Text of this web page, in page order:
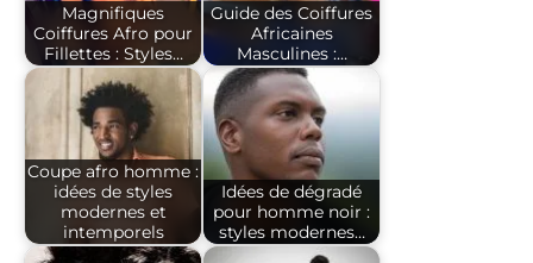
Magnifiques
Coiffures Afro pour
Fillettes : Styles…
Guide des Coiffures
Africaines
Masculines :…
Coupe afro homme :
idées de styles
modernes et
intemporels
Idées de dégradé
pour homme noir :
styles modernes…